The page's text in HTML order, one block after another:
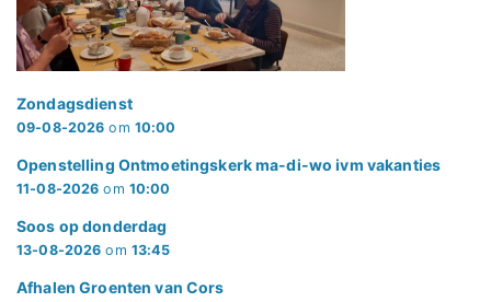
Zondagsdienst
09-08-2026 om 10:00
Openstelling Ontmoetingskerk ma-di-wo ivm vakanties
11-08-2026 om 10:00
Soos op donderdag
13-08-2026 om 13:45
Afhalen Groenten van Cors